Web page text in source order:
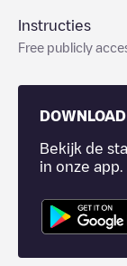
Instructies
Free publicly
Bekijk de
in onze app.